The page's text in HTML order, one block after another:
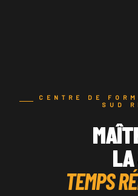
CENTRE DE
SUD
TEMPS